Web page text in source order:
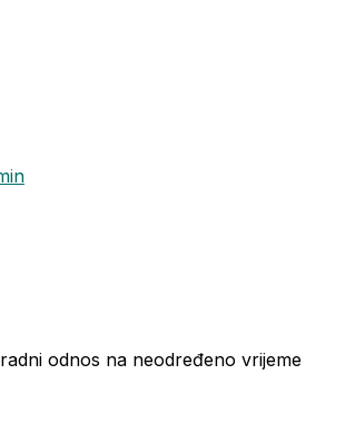
odnos na neodređeno vrijeme